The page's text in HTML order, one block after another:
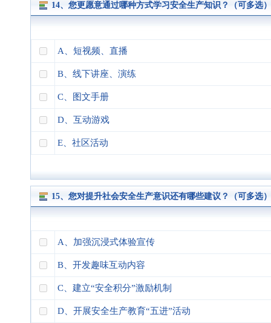
14、您更愿意通过哪种方式学习安全生产知识？（可多选）
A、短视频、直播
B、线下讲座、演练
C、图文手册
D、互动游戏
E、社区活动
15、您对提升社会安全生产意识还有哪些建议？（可多选）
A、加强沉浸式体验宣传
B、开发趣味互动内容
C、建立“安全积分”激励机制
D、开展安全生产教育“五进”活动